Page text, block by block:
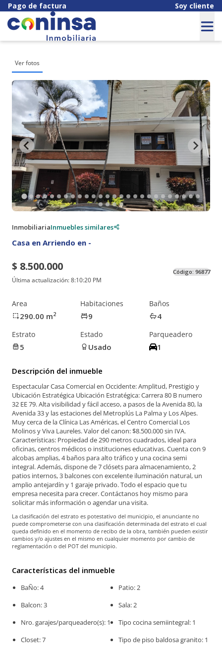
Pago de factura Soy cliente
Ver fotos
InmobiliariaInmuebles similares
Casa en Arriendo en -
$ 8.500.000
Última actualización:8:10:20 PM
Código: 96877
Area
290.00 m2
Habitaciones
9
Baños
4
Estrato
5
Estado
Usado
Parqueadero
1
Descripción del inmueble
Espectacular Casa Comercial en Occidente: Amplitud, Prestigio y
Ubicación Estratégica Ubicación Estratégica: Carrera 80 B numero
32 EE 79. Alta visibilidad y fácil acceso, a pasos de la Avenida 80, la
Avenida 33 y las estaciones del Metroplús La Palma y Los Alpes.
Muy cerca de la Clínica Las Américas, el Centro Comercial Los
Molinos y Viva Laureles. Valor del canon: $8.500.000 sin IVA.
Características: Propiedad de 290 metros cuadrados, ideal para
oficinas, centros médicos o instituciones educativas. Cuenta con 9
alcobas amplias, 4 baños para alto tráfico y una cocina semi
integral. Además, dispone de 7 clósets para almacenamiento, 2
patios internos, 3 balcones con excelente iluminación natural, un
amplio antejardín y 1 garaje privado. Todo el espacio que tu
empresa necesita para crecer. Contáctanos hoy mismo para
solicitar más información o agendar una visita.
La clasificación del estrato es potestativo del municipio, el anunciante no
puede comprometerse con una clasificación determinada del estrato el cual
queda definido en el momento de recibo de la obra, también pueden existir
cambios y/o ajustes en el mismo en cualquier momento por cambio de
reglamentación o del POT del municipio.
Características del inmueble
BaÑo: 4
Balcon: 3
Nro. garajes/parqueadero(s): 1
Closet: 7
Patio: 2
Sala: 2
Tipo cocina semiintegral: 1
Tipo de piso baldosa granito: 1